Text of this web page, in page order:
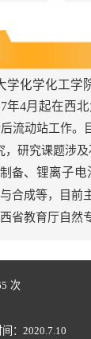
学化学化工学
年4月起在西
流动站工作。
，研究课题涉
备、锂离子电
合成等，目前
省教育厅自然
次
： 2020.7.10